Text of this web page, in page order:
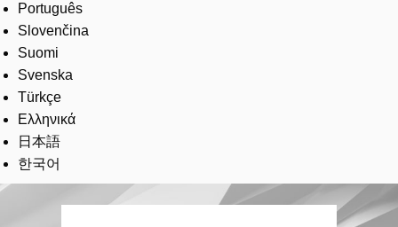
Português
Slovenčina
Suomi
Svenska
Türkçe
Ελληνικά
日本語
한국어